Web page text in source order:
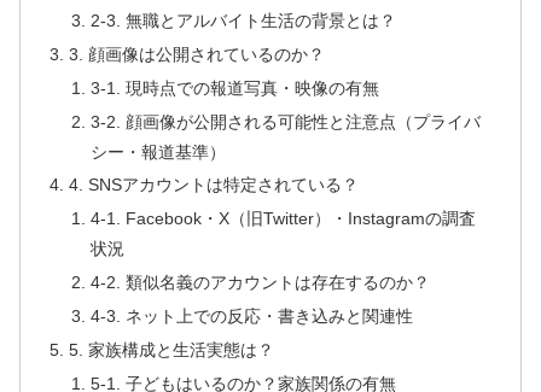
2-3. 無職とアルバイト生活の背景とは？
3. 顔画像は公開されているのか？
3-1. 現時点での報道写真・映像の有無
3-2. 顔画像が公開される可能性と注意点（プライバ
シー・報道基準）
4. SNSアカウントは特定されている？
4-1. Facebook・X（旧Twitter）・Instagramの調査
状況
4-2. 類似名義のアカウントは存在するのか？
4-3. ネット上での反応・書き込みと関連性
5. 家族構成と生活実態は？
5-1. 子どもはいるのか？家族関係の有無